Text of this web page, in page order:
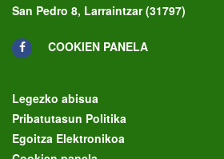
San Pedro 8, Larraintzar (31797)
COOKIEN PANELA
Legezko abisua
Pribatutasun Politika
Egoitza Elektronikoa